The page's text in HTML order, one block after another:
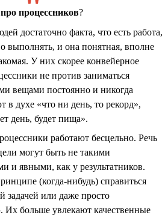
про процессников?
достаточно факта, что есть работа,
выполнять, и она понятная, вполне
У них скорее конвейерное
не против заниматься
вещами постоянно и никогда
в духе «что ни день, то рекорд»,
день, будет пища».
работают бесцельно. Речь
могут быть не такими
и явными, как у результатников.
(когда-нибудь) справиться
задачей или даже просто
Их больше увлекают качественные